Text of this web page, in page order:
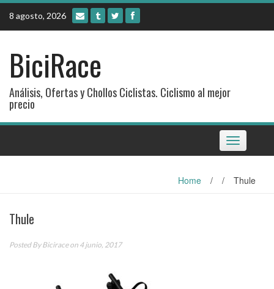
Skip
content
8 agosto, 2026
BiciRace
Análisis, Ofertas y Chollos Ciclistas. Ciclismo al mejor
precio
Toggle
navigation
Home / / Thule
Thule
Posted ByBiciraceon 4 junio, 2017